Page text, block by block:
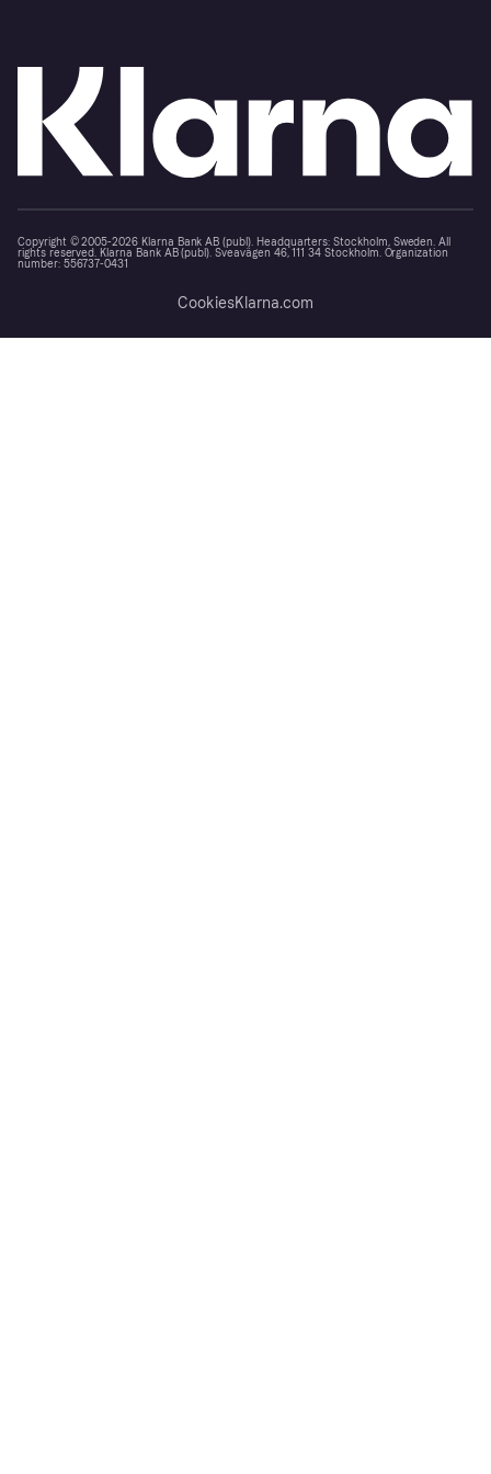
Copyright © 2005-2026 Klarna Bank AB (publ). Headquarters: Stockholm, Sweden. All
rights reserved. Klarna Bank AB (publ). Sveavägen 46, 111 34 Stockholm. Organization
number: 556737-0431
CookiesKlarna.com